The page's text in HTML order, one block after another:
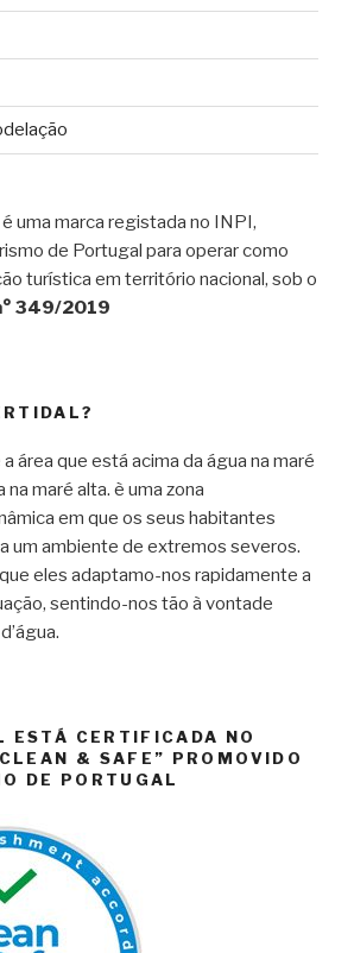
é uma marca registada no INPI,
de Portugal para operar como
turística em território nacional, sob o
349/2019
área que está acima da água na maré
na maré alta. è uma zona
em que os seus habitantes
um ambiente de extremos severos.
eles adaptamo-nos rapidamente a
sentindo-nos tão à vontade
ESTÁ CERTIFICADA NO
& SAFE” PROMOVIDO
DE PORTUGAL